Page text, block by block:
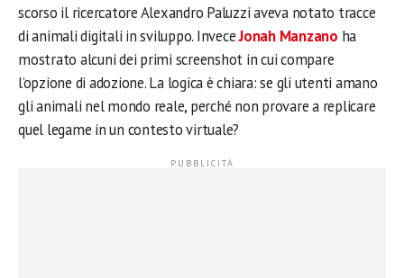
scorso il ricercatore Alexandro Paluzzi aveva notato tracce
di animali digitali in sviluppo. InveceJonah Manzano ha
mostrato alcuni dei primi screenshot in cui compare
l’opzione di adozione. La logica è chiara: se gli utenti amano
gli animali nel mondo reale, perché non provare a replicare
quel legame in un contesto virtuale?